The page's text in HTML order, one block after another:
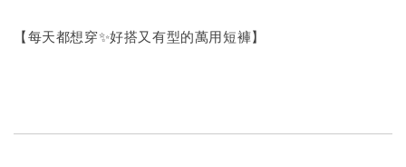
【每天都想穿✨好搭又有型的萬用短褲】